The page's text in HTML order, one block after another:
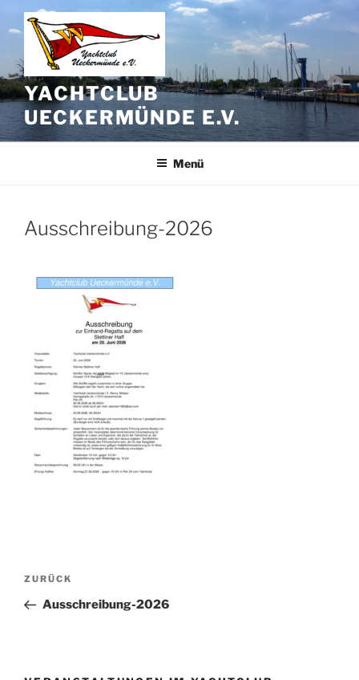
Zum
Inhalt
springen
YACHTCLUB
UECKERMÜNDE E.V.
Menü
Ausschreibung-2026
Beitragsnavigation
Vorheriger
Beitrag
ZURÜCK
Ausschreibung-2026